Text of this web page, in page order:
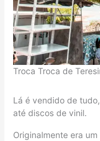
Troca Troca de
Lá é vendido de
até discos de vinil.
Originalmente era